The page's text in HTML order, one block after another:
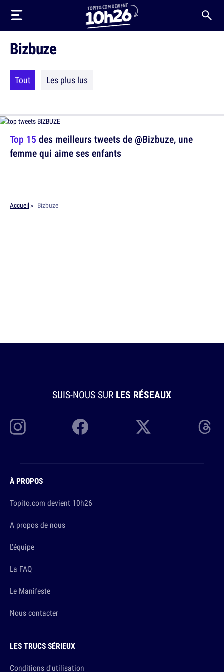
Bizbuze
Tout Les plus lus
Top 15 des meilleurs tweets de @Bizbuze, une
femme qui aime ses enfants
Accueil Bizbuze
SUIS-NOUS SUR LES RÉSEAUX
À PROPOS
Topito.com devient 10h26
A propos de nous
L'équipe
La FAQ
Le Manifeste
Nous contacter
LES TRUCS SÉRIEUX
Conditions d'utilisation